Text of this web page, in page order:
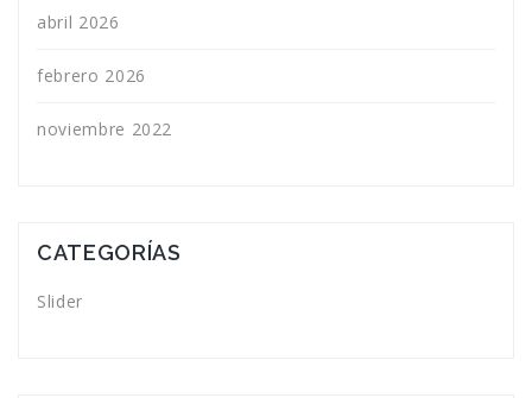
abril 2026
febrero 2026
noviembre 2022
CATEGORÍAS
Slider